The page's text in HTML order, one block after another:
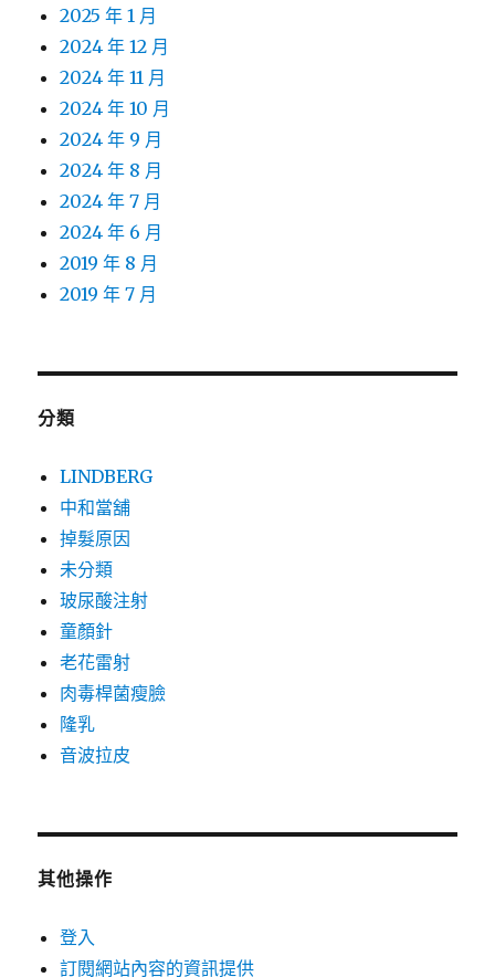
2025 年 1 月
2024 年 12 月
2024 年 11 月
2024 年 10 月
2024 年 9 月
2024 年 8 月
2024 年 7 月
2024 年 6 月
2019 年 8 月
2019 年 7 月
分類
LINDBERG
中和當舖
掉髮原因
未分類
玻尿酸注射
童顏針
老花雷射
肉毒桿菌瘦臉
隆乳
音波拉皮
其他操作
登入
訂閱網站內容的資訊提供